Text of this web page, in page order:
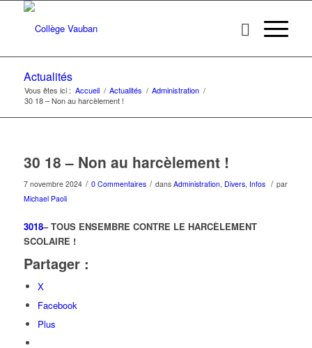
Actualités
Vous êtes ici : Accueil / Actualités / Administration /
30 18 – Non au harcèlement !
30 18 – Non au harcèlement !
7 novembre 2024 / 0 Commentaires / dans Administration, Divers, Infos / par
Michael Paoli
3018– TOUS ENSEMBRE CONTRE LE HARCÈLEMENT
SCOLAIRE !
Partager :
X
Facebook
Plus